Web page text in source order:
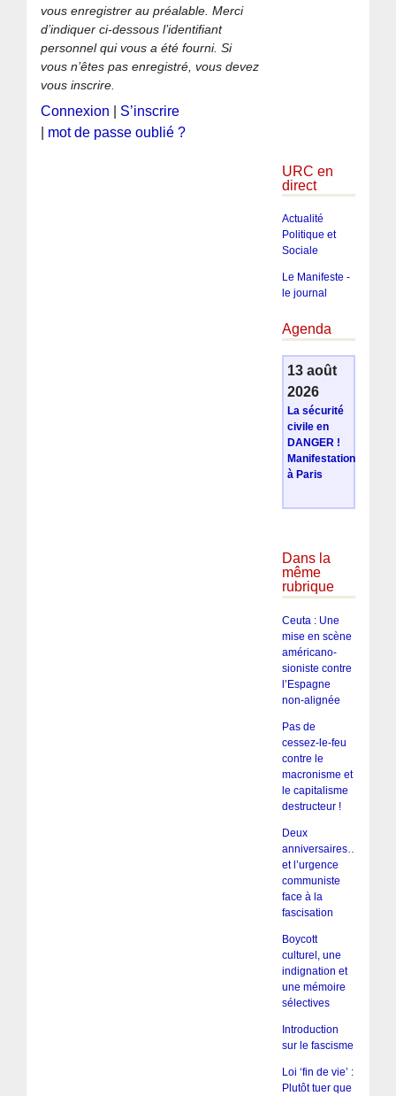
vous enregistrer au préalable. Merci
d’indiquer ci-dessous l’identifiant
personnel qui vous a été fourni. Si
vous n’êtes pas enregistré, vous devez
vous inscrire.
Connexion
S’inscrire
mot de passe oublié ?
URC en
direct
Actualité
Politique et
Sociale
Le Manifeste -
le journal
Agenda
13 août
2026
La sécurité
civile en
DANGER !
Manifestation
à Paris
Dans la
même
rubrique
Ceuta : Une
mise en scène
américano-
sioniste contre
l’Espagne
non-alignée
Pas de
cessez-le-feu
contre le
macronisme et
le capitalisme
destructeur !
Deux
anniversaires…
et l’urgence
communiste
face à la
fascisation
Boycott
culturel, une
indignation et
une mémoire
sélectives
Introduction
sur le fascisme
Loi ‘fin de vie’ :
Plutôt tuer que